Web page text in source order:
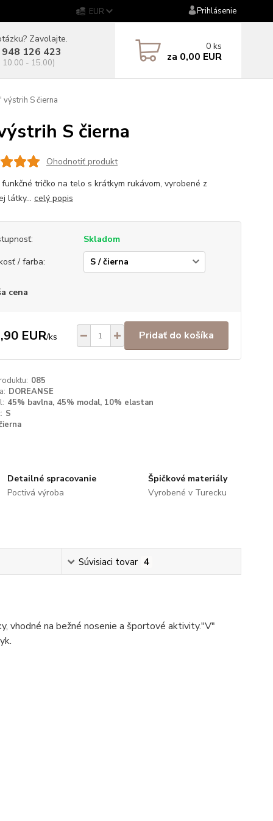
EUR Prihlásenie
Zavolajte.
126 423
10.00 - 15.00)
0 ks
za 0,00 EUR
výstrih S čierna
S čierna
Ohodnotiť produkt
funkčné tričko na telo s krátkym rukávom, vyrobené z
látky... celý popis
Skladom
/ farba:
cena
EUR/ks Pridať do košíka
085
DOREANSE
45% bavlna, 45% modal, 10% elastan
S
Detailné spracovanie
Poctivá výroba
Špičkové materiály
Vyrobené v Turecku
Súvisiaci tovar 4
vhodné na bežné nosenie a športové aktivity."V"